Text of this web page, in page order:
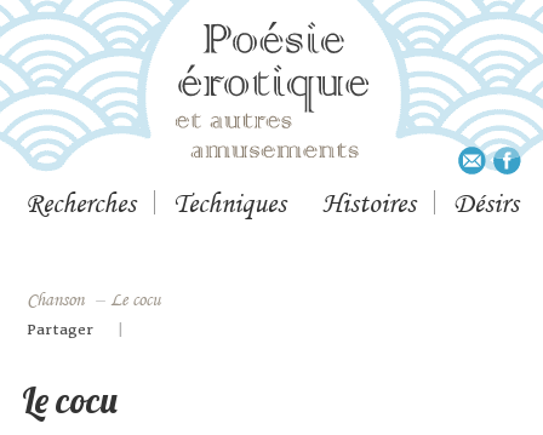
Recherches Techniques Histoires Désirs
Chanson – Le cocu
Partager |
Le cocu